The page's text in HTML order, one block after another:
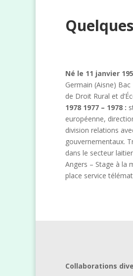
Né le 11 janvier
Germain (Aisne)
de Droit Rural et
1978 1977 – 1978 :
européenne,
division relations
gouvernementaux.
dans le secteur
Angers – Stage à la
place service
Collaborations